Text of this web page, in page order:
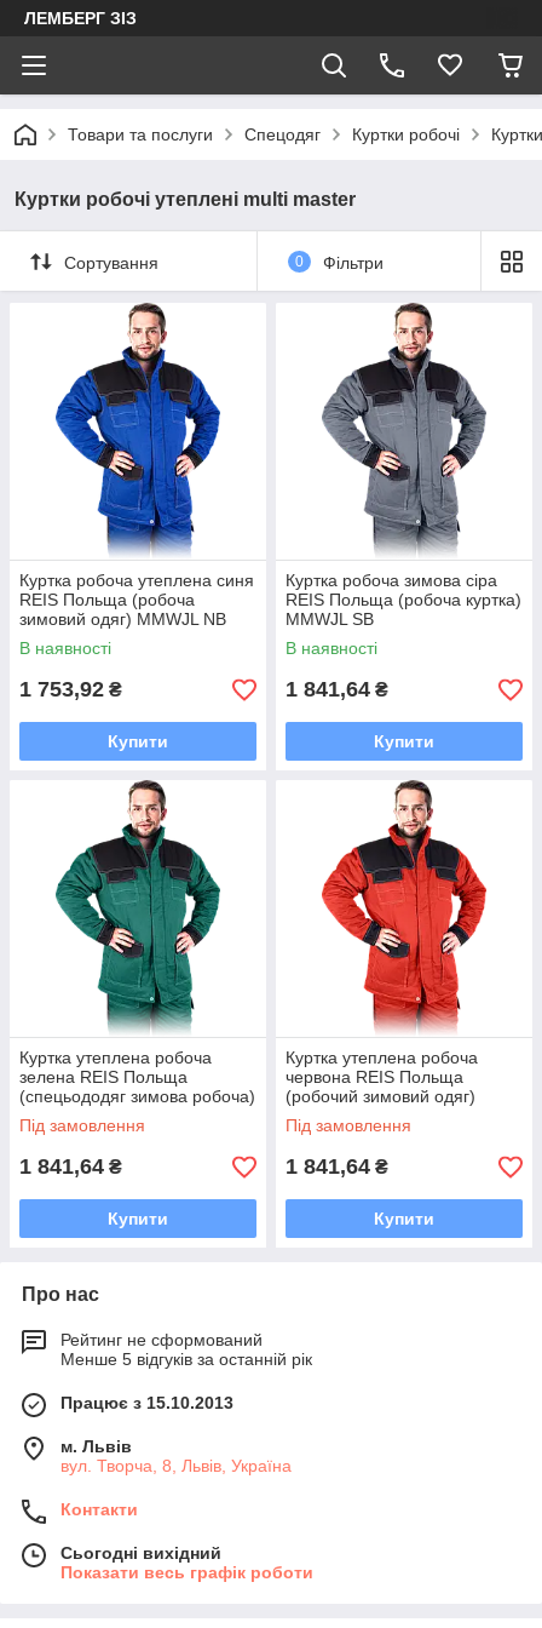
ЛЕМБЕРГ ЗІЗ
Товари та послуги Спецодяг Куртки робочі
Куртки робочі утеплені multi master
Сортування 0 Фільтри
Куртка робоча утеплена синя
REIS Польща (робоча
зимовий одяг) MMWJL NB
В наявності
1 753,92 ₴
Купити
Куртка робоча зимова сіра
REIS Польща (робоча куртка)
MMWJL SB
В наявності
1 841,64 ₴
Купити
Куртка утеплена робоча
зелена REIS Польща
(спецьододяг зимова робоча)
MMWJL ZB
Під замовлення
1 841,64 ₴
Купити
Куртка утеплена робоча
червона REIS Польща
(робочий зимовий одяг)
MMWJL CB
Під замовлення
1 841,64 ₴
Купити
Про нас
Рейтинг не сформований
Менше 5 відгуків за останній рік
Працює з 15.10.2013
м. Львів
вул. Творча, 8, Львів, Україна
Контакти
Сьогодні вихідний
Показати весь графік роботи